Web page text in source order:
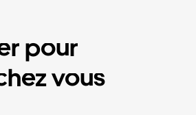
pour
vous